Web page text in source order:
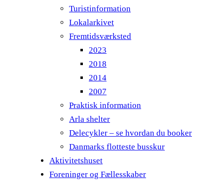
Turistinformation
Lokalarkivet
Fremtidsværksted
2023
2018
2014
2007
Praktisk information
Arla shelter
Delecykler – se hvordan du booker
Danmarks flotteste busskur
Aktivitetshuset
Foreninger og Fællesskaber